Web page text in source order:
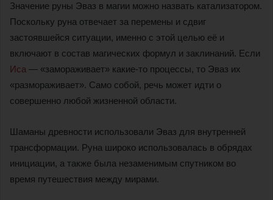
Значение руны Эваз в магии можно назвать катализатором.
Поскольку руна отвечает за перемены и сдвиг
застоявшейся ситуации, именно с этой целью её и
включают в состав магических формул и заклинаний. Если
Иса — «замораживает» какие-то процессы, то Эваз их
«размораживает». Само собой, речь может идти о
совершенно любой жизненной области.
Шаманы древности использовали Эваз для внутренней
трансформации. Руна широко использовалась в обрядах
инициации, а также была незаменимым спутником во
время путешествия между мирами.